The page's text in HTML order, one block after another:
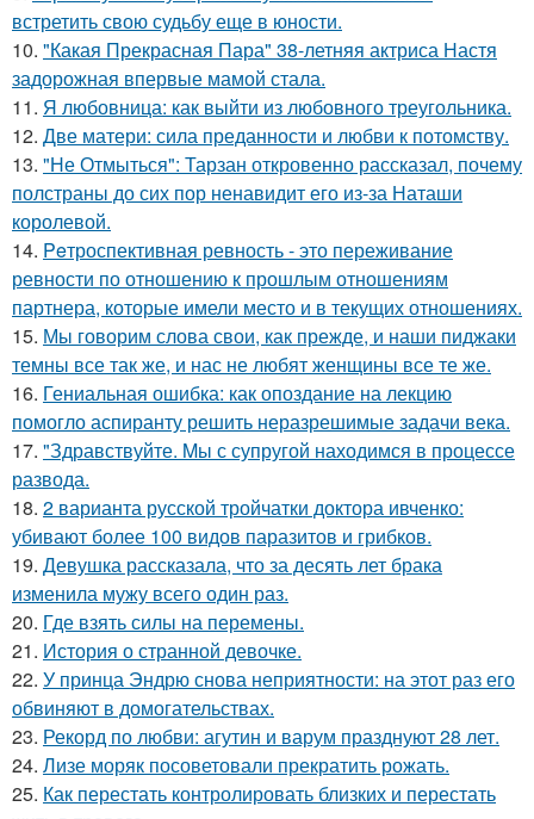
встретить свою судьбу еще в юности.
10. "Какая Прекрасная Пара" 38-летняя актриса Настя
задорожная впервые мамой стала.
11. Я любовница: как выйти из любовного треугольника.
12. Две матери: сила преданности и любви к потомству.
13. "Не Отмыться": Тарзан откровенно рассказал, почему
полстраны до сих пор ненавидит его из-за Наташи
королевой.
14. Peтроспективная ревность - это переживание
ревности по отношению к прошлым отношениям
партнера, которые имели место и в текущих отношениях.
15. Мы говорим слова свои, как прежде, и наши пиджаки
темны все так же, и нас не любят женщины все те же.
16. Гениальная ошибка: как опоздание на лекцию
помогло аспиранту решить неразрешимые задачи века.
17. "Здравствуйте. Mы с супругой находимся в процессе
развода.
18. 2 варианта русской тройчатки доктора ивченко:
убивают более 100 видов паразитов и грибков.
19. Девушка рассказала, что за десять лет брака
изменила мужу всего один раз.
20. Где взять силы на перемены.
21. История о странной девочке.
22. У принца Эндрю снова неприятности: на этот раз его
обвиняют в домогательствах.
23. Рекорд по любви: агутин и варум празднуют 28 лет.
24. Лизе моряк посоветовали прекратить рожать.
25. Как перестать контролировать близких и перестать